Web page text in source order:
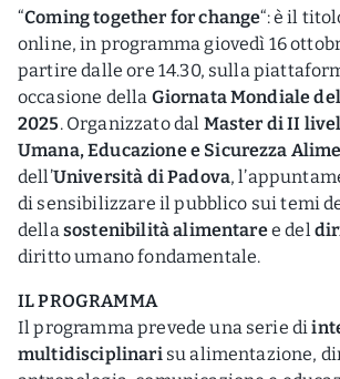
“Coming together for change“: è il
online, in programma giovedì 16
partire dalle ore 14.30, sulla
occasione della Giornata Mondiale
2025. Organizzato dal Master di II
Umana, Educazione e Sicurezza
dell’Università di Padova,
di sensibilizzare il pubblico sui temi
della sostenibilità alimentaree del
diritto umano fondamentale.
IL PROGRAMMA
Il programma prevede una serie di
multidisciplinari su alimentazione,